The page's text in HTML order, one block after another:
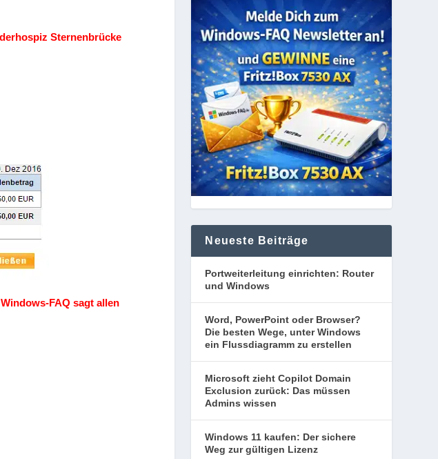
Sternenbrücke
Windows-FAQ sagt allen
Neueste Beiträge
Portweiterleitung einrichten: Router
und Windows
Word, PowerPoint oder Browser?
Die besten Wege, unter Windows
ein Flussdiagramm zu erstellen
Microsoft zieht Copilot Domain
Exclusion zurück: Das müssen
Admins wissen
Windows 11 kaufen: Der sichere
Weg zur gültigen Lizenz